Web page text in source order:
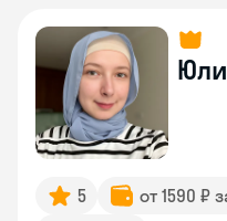
5 от 1590 ₽